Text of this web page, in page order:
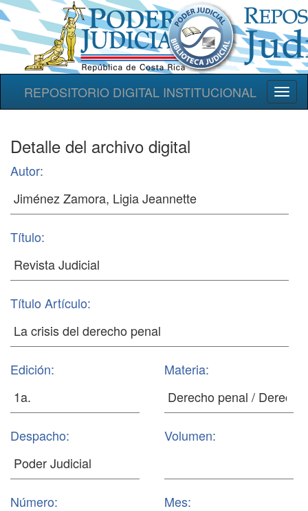
REPOSITORIO DIGITAL INSTITUCIONAL
Detalle del archivo digital
Autor:
Título:
Título Artículo:
Edición: Materia:
Despacho: Volumen:
Número: Mes: